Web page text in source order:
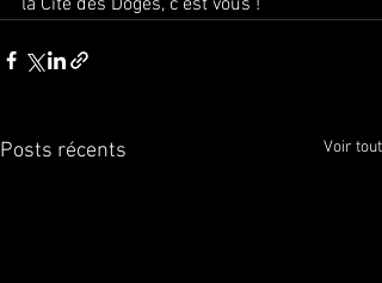
la Cité des Doges, c'est vous !
Posts récents Voir tout